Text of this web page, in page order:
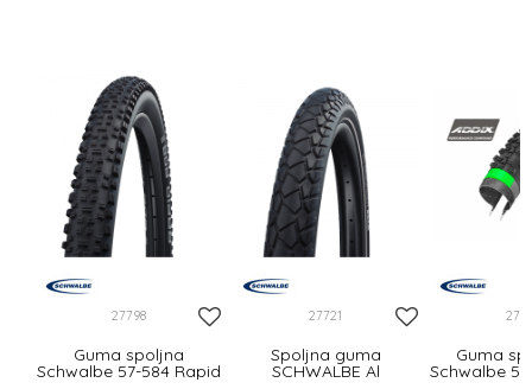
27798
Guma spoljna
Schwalbe 57-584 Rapid
27721
Spoljna guma
SCHWALBE Al
Guma
Schwalbe